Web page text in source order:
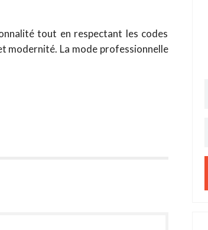
tout en respectant les codes
modernité. La mode professionnelle